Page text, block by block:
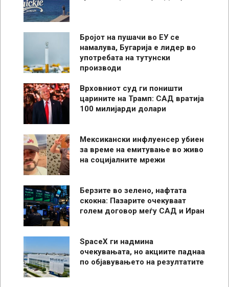
Бројот на пушачи во ЕУ се
намалува, Бугарија е лидер во
употребата на тутунски
производи
Врховниот суд ги поништи
царините на Трамп: САД вратија
100 милијарди долари
Мексикански инфлуенсер убиен
за време на емитување во живо
на социјалните мрежи
Берзите во зелено, нафтата
скокна: Пазарите очекуваат
голем договор меѓу САД и Иран
SpaceX ги надмина
очекувањата, но акциите паднаа
по објавувањето на резултатите